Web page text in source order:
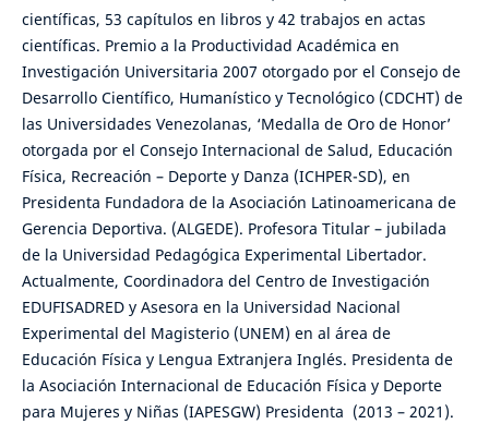
científicas, 53 capítulos en libros y 42 trabajos en actas
científicas. Premio a la Productividad Académica en
Investigación Universitaria 2007 otorgado por el Consejo de
Desarrollo Científico, Humanístico y Tecnológico (CDCHT) de
las Universidades Venezolanas, ‘Medalla de Oro de Honor’
otorgada por el Consejo Internacional de Salud, Educación
Física, Recreación – Deporte y Danza (ICHPER-SD), en
Presidenta Fundadora de la Asociación Latinoamericana de
Gerencia Deportiva. (ALGEDE). Profesora Titular – jubilada
de la Universidad Pedagógica Experimental Libertador.
Actualmente, Coordinadora del Centro de Investigación
EDUFISADRED y Asesora en la Universidad Nacional
Experimental del Magisterio (UNEM) en al área de
Educación Física y Lengua Extranjera Inglés. Presidenta de
la Asociación Internacional de Educación Física y Deporte
para Mujeres y Niñas (IAPESGW) Presidenta (2013 – 2021).